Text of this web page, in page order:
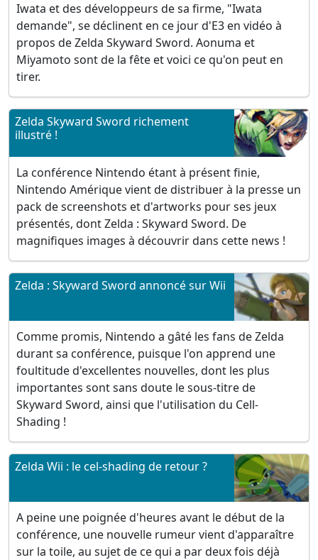
Iwata et des développeurs de sa firme, "Iwata
demande", se déclinent en ce jour d'E3 en vidéo à
propos de Zelda Skyward Sword. Aonuma et
Miyamoto sont de la fête et voici ce qu'on peut en
tirer.
Zelda Skyward Sword richement
illustré !
La conférence Nintendo étant à présent finie,
Nintendo Amérique vient de distribuer à la presse un
pack de screenshots et d'artworks pour ses jeux
présentés, dont Zelda : Skyward Sword. De
magnifiques images à découvrir dans cette news !
Zelda : Skyward Sword annoncé sur Wii
Comme promis, Nintendo a gâté les fans de Zelda
durant sa conférence, puisque l'on apprend une
foultitude d'excellentes nouvelles, dont les plus
importantes sont sans doute le sous-titre de
Skyward Sword, ainsi que l'utilisation du Cell-
Shading !
Zelda Wii : le cel-shading de retour ?
A peine une poignée d'heures avant le début de la
conférence, une nouvelle rumeur vient d'apparaître
sur la toile, au sujet de ce qui a par deux fois déjà